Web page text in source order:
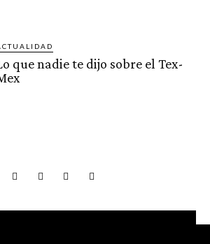
que nadie te dijo sobre el Tex-